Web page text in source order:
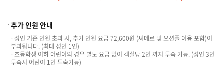
추가 인원 안내
- 성인 기준 인원 초과 시, 추가 인원 요금 72,600원 (씨메르 및 오션풀 이용 포함)이
부과됩니다. (최대 성인 1인)
- 초등학생 이하 어린이의 경우 별도 요금 없이 객실당 2인 까지 투숙 가능. (성인 3인
투숙시 어린이 1인 투숙가능)